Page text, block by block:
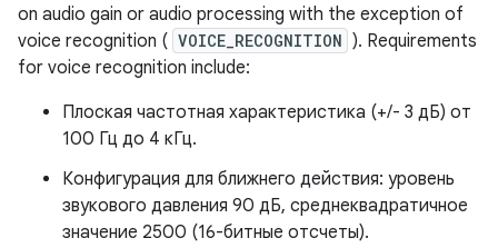
on audio gain or audio processing with the exception of
voice recognition ( VOICE_RECOGNITION ). Requirements
for voice recognition include:
Плоская частотная характеристика (+/- 3 дБ) от
100 Гц до 4 кГц.
Конфигурация для ближнего действия: уровень
звукового давления 90 дБ, среднеквадратичное
значение 2500 (16-битные отсчеты).